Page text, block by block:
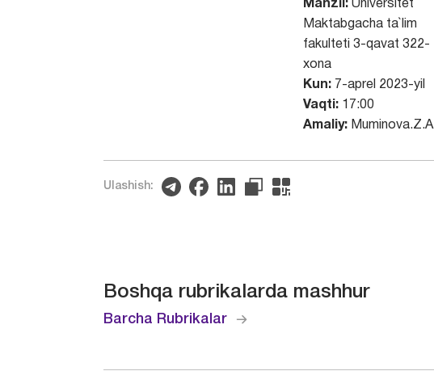
Manzil:Universitet
Maktabgacha ta`lim
fakulteti 3-qavat 322-
xona
Kun: 7-aprel 2023-yil
Vaqti:17:00
Amaliy:Muminova.Z.A
Ulashish:
Boshqa rubrikalarda mashhur
Barcha Rubrikalar